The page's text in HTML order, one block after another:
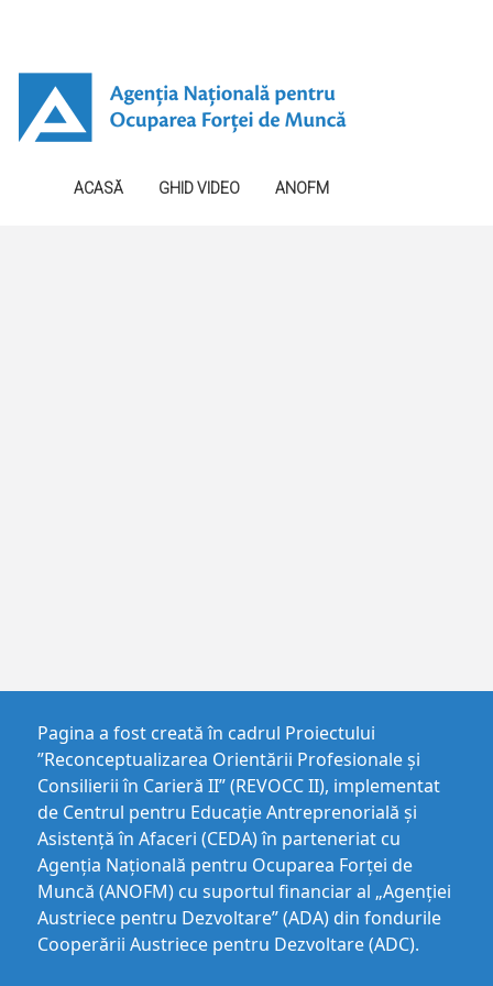
ACASĂ GHID VIDEO ANOFM
Pagina a fost creată în cadrul Proiectului
”Reconceptualizarea Orientării Profesionale și
Consilierii în Carieră II” (REVOCC II), implementat
de Centrul pentru Educaţie Antreprenorială şi
Asistenţă în Afaceri (CEDA) în parteneriat cu
Agenția Națională pentru Ocuparea Forței de
Muncă (ANOFM) cu suportul financiar al „Agenției
Austriece pentru Dezvoltare” (ADA) din fondurile
Cooperării Austriece pentru Dezvoltare (ADC).